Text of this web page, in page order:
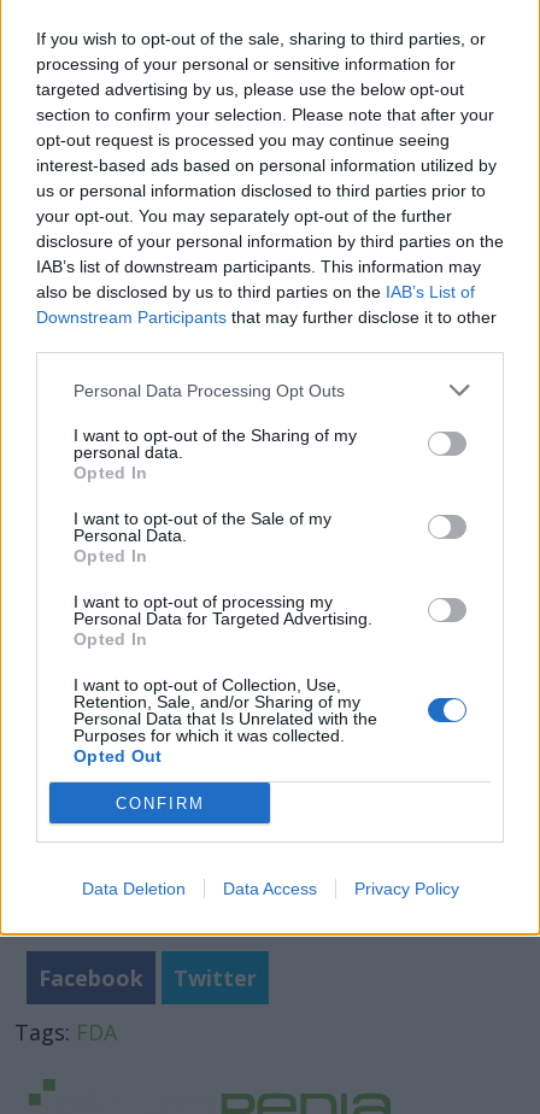
If you wish to opt-out of the sale, sharing to third parties, or
processing of your personal or sensitive information for
targeted advertising by us, please use the below opt-out
section to confirm your selection. Please note that after your
opt-out request is processed you may continue seeing
interest-based ads based on personal information utilized by
us or personal information disclosed to third parties prior to
your opt-out. You may separately opt-out of the further
disclosure of your personal information by third parties on the
IAB’s list of downstream participants. This information may
also be disclosed by us to third parties on the IAB’s List of
Downstream Participants that may further disclose it to other
Personal Data Processing Opt Outs
I want to opt-out of the Sharing of my
personal data.
Opted In
I want to opt-out of the Sale of my
Personal Data.
Opted In
I want to opt-out of processing my
Personal Data for Targeted Advertising.
Opted In
I want to opt-out of Collection, Use,
Retention, Sale, and/or Sharing of my
Personal Data that Is Unrelated with the
Purposes for which it was collected.
Opted Out
CONFIRM
Data Deletion Data Access Privacy Policy
αποδεικνύεται ότι ένα βιοομοειδές φάρμακο
είναι ισοδύναμο με το αρχικό φάρμακο
αναφοράς. Όπως ανέφερε η υπηρεσία, το
συγκεκριμένο έγγραφο δεν ανταποκρίνεται
πλέον στις σημερινές επιστημονικές και
ρυθμιστικές προσεγγίσεις, μετά από χρόνια
αξιολόγησης αιτήσεων για βιοομοειδή.
Η κίνηση αυτή ακολουθεί μια ακόμη
κατευθυντήρια οδηγία που παρουσίασε ο FDA
τον Οκτώβριο, με στόχο τημείωση ορισμένων
συγκριτικών μελετών για την
αποτελεσματικότητα των βιοομοειδών.
Σύμφωνα με την υπηρεσία, οι συγκεκριμένες
μελέτες μπορεί να διαρκέσουν από ένα έως τρία
χρόνια και να
εκατομμύρια δολάρια.
Φωτογραφία: istock
Facebook
Twitter
Tags: FDA